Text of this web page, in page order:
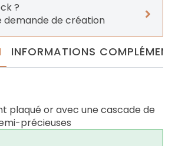
?
demande de création
INFORMATIONS
plaqué or avec une cascade de
précieuses